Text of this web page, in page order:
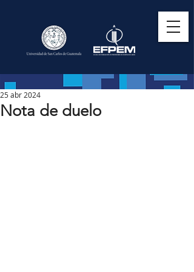
Nota de duelo
25 abr 2024